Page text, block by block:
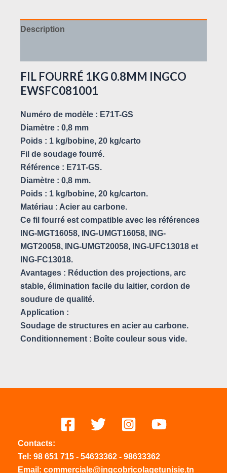
Description
FIL FOURRÉ 1KG 0.8MM INGCO
EWSFC081001
Numéro de modèle : E71T-GS
Diamètre : 0,8 mm
Poids : 1 kg/bobine, 20 kg/carto
Fil de soudage fourré.
Référence : E71T-GS.
Diamètre : 0,8 mm.
Poids : 1 kg/bobine, 20 kg/carton.
Matériau : Acier au carbone.
Ce fil fourré est compatible avec les références
ING-MGT16058, ING-UMGT16058, ING-
MGT20058, ING-UMGT20058, ING-UFC13018 et
ING-FC13018.
Avantages : Réduction des projections, arc
stable, élimination facile du laitier, cordon de
soudure de qualité.
Application :
Soudage de structures en acier au carbone.
Conditionnement : Boîte couleur sous vide.
Contacts:
Tel: 98 651 715 - 54633362 - 98633362
Email: commerciale@ingcobricolagetunisie.tn